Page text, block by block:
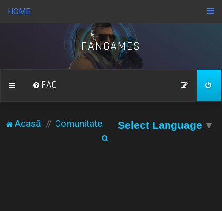
HOME
FANGAMES
FAQ
Acasă Comunitate Select Language ▼